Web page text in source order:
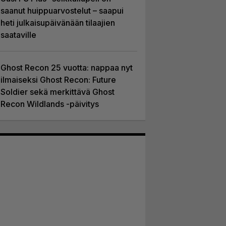
saanut huippuarvostelut – saapui
heti julkaisupäivänään tilaajien
saataville
Ghost Recon 25 vuotta: nappaa nyt
ilmaiseksi Ghost Recon: Future
Soldier sekä merkittävä Ghost
Recon Wildlands -päivitys